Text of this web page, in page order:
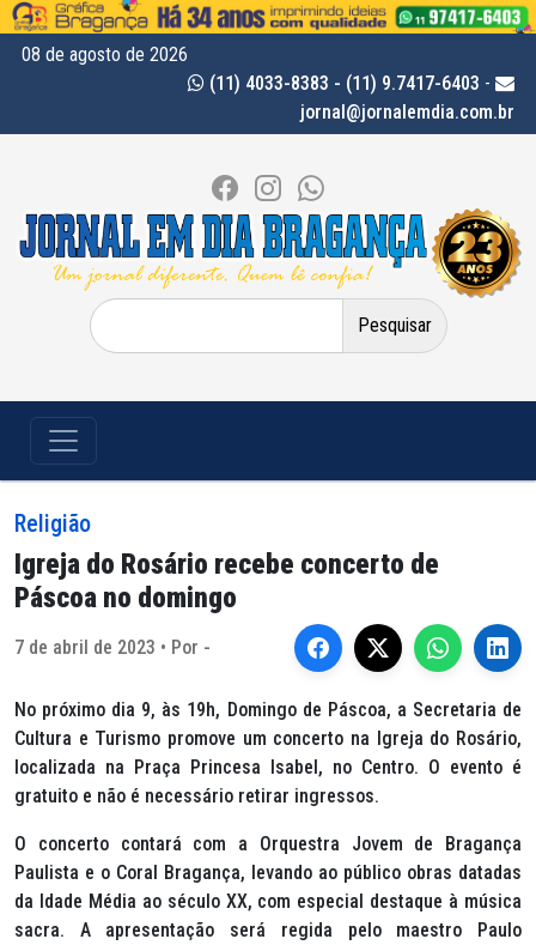
08 de agosto de 2026
(11) 4033-8383 - (11) 9.7417-6403 -
jornal@jornalemdia.com.br
Pesquisar
por:
Religião
Igreja do Rosário recebe concerto de
Páscoa no domingo
7 de abril de 2023 • Por -
No próximo dia 9, às 19h, Domingo de Páscoa, a Secretaria de
Cultura e Turismo promove um concerto na Igreja do Rosário,
localizada na Praça Princesa Isabel, no Centro. O evento é
gratuito e não é necessário retirar ingressos.
O concerto contará com a Orquestra Jovem de Bragança
Paulista e o Coral Bragança, levando ao público obras datadas
da Idade Média ao século XX, com especial destaque à música
sacra. A apresentação será regida pelo maestro Paulo